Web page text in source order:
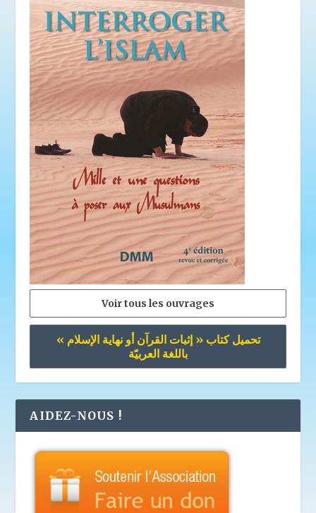
Voir tous les ouvrages
تحميل كتاب « إثبات القرآن أو نهاية الإسلام »
باللغة العربيّة
AIDEZ-NOUS !